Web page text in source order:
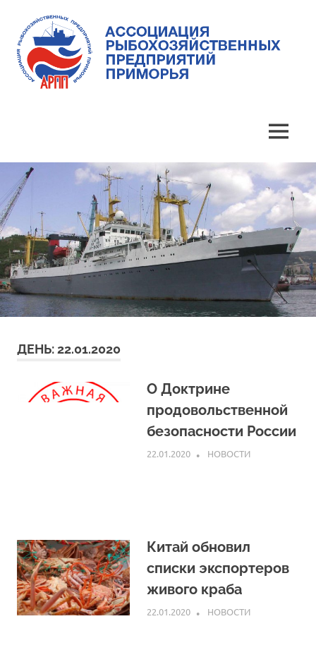
content
предприятий
Приморья
MENU
ДЕНЬ:22.01.2020
О Доктрине
продовольственной
безопасности России
22.01.2020 ARPP
НОВОСТИ
Китай обновил
списки экспортеров
живого краба
22.01.2020 ARPP
НОВОСТИ